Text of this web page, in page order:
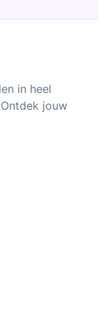
in heel
jouw